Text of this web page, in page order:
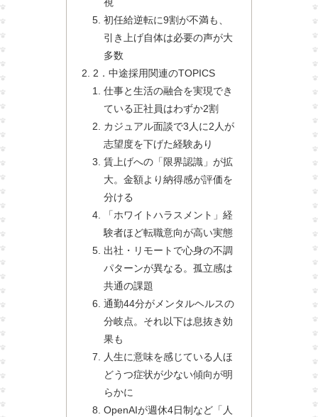
初任給逆転に9割が不満も、
引き上げ自体は必要の声が大
多数
2．中途採用関連のTOPICS
仕事と生活の融合を実現でき
ている正社員はわずか2割
カジュアル面談で3人に2人が
志望度を下げた経験あり
賃上げへの「限界認識」が拡
大。金額より納得感が評価を
分ける
「ホワイトハラスメント」経
験者ほど転職意向が高い実態
出社・リモートで心身の不調
パターンが異なる。孤立感は
共通の課題
通勤44分がメンタルヘルスの
分岐点。それ以下は息抜き効
果も
人生に意味を感じている人ほ
どうつ症状が少ない傾向が明
らかに
OpenAIが週休4日制など「人